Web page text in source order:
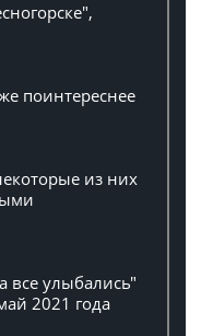
поинтереснее
из них
все улыбались"
2021 года